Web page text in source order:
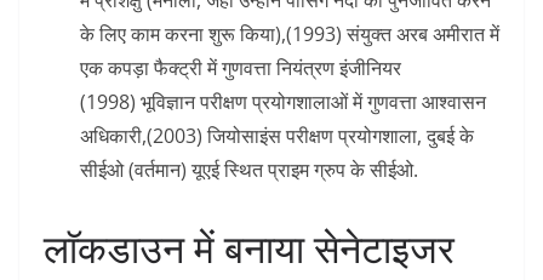
के लिए काम करना शुरू किया),(1993) संयुक्त अरब अमीरात में
एक कपड़ा फैक्ट्री में गुणवत्ता नियंत्रण इंजीनियर
(1998) भूविज्ञान परीक्षण प्रयोगशालाओं में गुणवत्ता आश्वासन
अधिकारी,(2003) जियोसाइंस परीक्षण प्रयोगशाला, दुबई के
सीईओ (वर्तमान) यूएई स्थित प्राइम ग्रुप के सीईओ.
लाॅकडाउन में बनाया सेनेटाइजर